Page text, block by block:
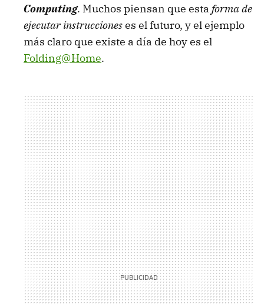
Computing. Muchos piensan que esta forma de
ejecutar instruccioneses el futuro, y el ejemplo
más claro que existe a día de hoy es el
Folding@Home.